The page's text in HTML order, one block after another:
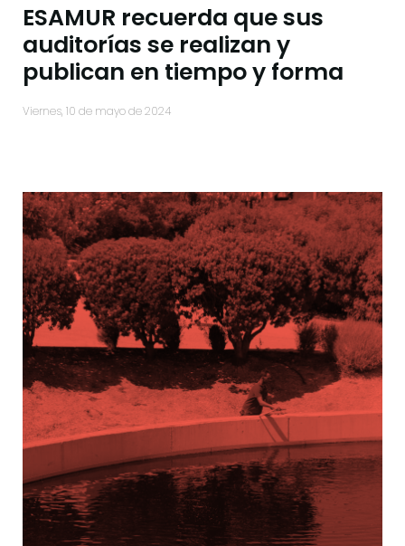
ESAMUR recuerda que sus
auditorías se realizan y
publican en tiempo y forma
viernes, 10 de mayo de 2024